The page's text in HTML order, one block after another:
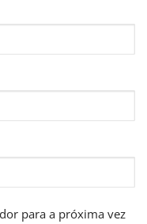
para a próxima vez